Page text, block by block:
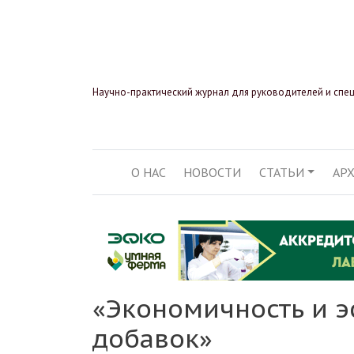
Научно-практический журнал для руководителей и
ОСНОВНАЯ
О НАС НОВОСТИ СТАТЬИ
«Экономичность и
добавок»